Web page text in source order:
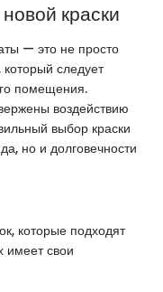
краски
— это не просто
следует
помещения.
воздействию
выбор краски
но и долговечности
которые подходят
имеет свои